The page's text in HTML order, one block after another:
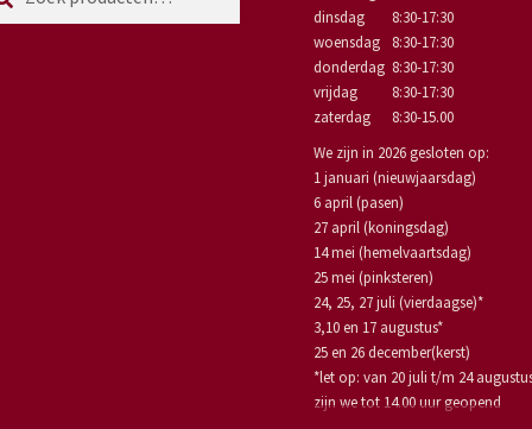
dinsdag
8:30-17:30
woensdag
8:30-17:30
donderdag 8:30-17:30
vrijdag
8:30-17:30
zaterdag
8:30-15.00
We zijn in 2026 gesloten op:
1 januari (nieuwjaarsdag)
6 april (pasen)
27 april (koningsdag)
14 mei (hemelvaartsdag)
25 mei (pinksteren)
24, 25, 27 juli (vierdaagse)*
3,10 en 17 augustus*
25 en 26 december(kerst)
*let op: van 20 juli t/m 24
zijn we tot 14.00 uur geopend